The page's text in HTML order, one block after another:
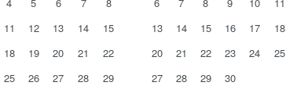
11 12 13 14
15
18 19 20 21
22
25 26 27 28
29
13
14 15 16 17
18
20
21 22 23 24
25
27
28 29 30